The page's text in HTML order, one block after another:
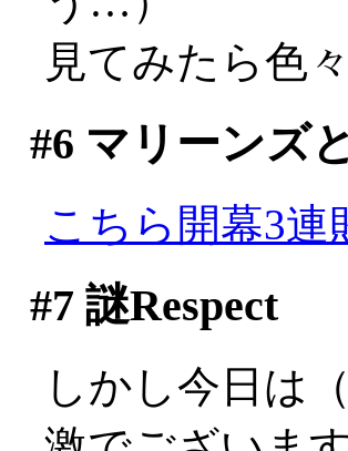
見てみたら色
#6 マリーンズ
こちら開幕3連
#7 謎Respect
しかし今日は